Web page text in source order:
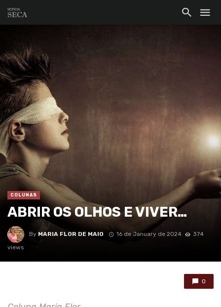
COLUNAS
ABRIR OS OLHOS E VIVER…
By MARIA FLOR DE MAIO 16 de January de 2024
374
views
0